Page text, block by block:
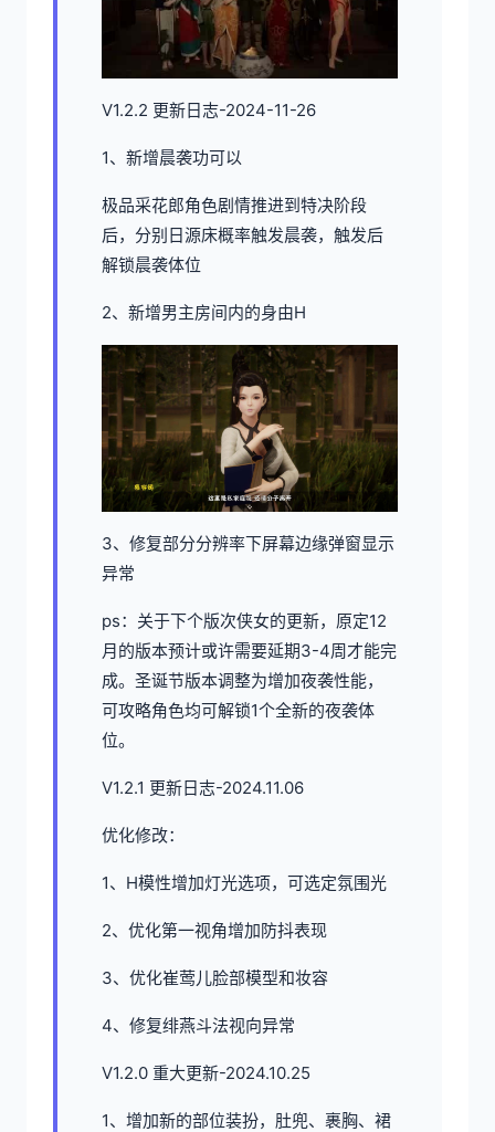
V1.2.2 更新日志-2024-11-26
1、新增晨袭功可以
极品采花郎角色剧情推进到特决阶段
后，分别日源床概率触发晨袭，触发后
解锁晨袭体位
2、新增男主房间内的身由H
3、修复部分分辨率下屏幕边缘弹窗显示
异常
ps：关于下个版次侠女的更新，原定12
月的版本预计或许需要延期3-4周才能完
成。圣诞节版本调整为增加夜袭性能，
可攻略角色均可解锁1个全新的夜袭体
位。
V1.2.1 更新日志-2024.11.06
优化修改：
1、H模性增加灯光选项，可选定氛围光
2、优化第一视角增加防抖表现
3、优化崔莺儿脸部模型和妆容
4、修复绯燕斗法视向异常
V1.2.0 重大更新-2024.10.25
1、增加新的部位装扮，肚兜、裹胸、裙